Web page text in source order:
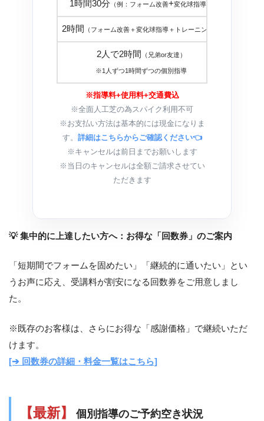
1時間30分 （例：フォーム改善+変化球指導）
2時間 （フォーム改善＋変化球指導＋トレーニング）
2人で2時間 （兄弟or友達）
※1人ずつ1時間ずつの個別指導
※指導料+使用料+交通費込
※全面人工芝の為スパイク利用不可
※お支払い方法は基本的には現金になりま
す。 詳細はこちらからご確認ください👈
※キャンセルは前日までお願いします
※当日のキャンセルは全額ご請求させてい
ただきます
💡 集中的に上達したい方へ：お得な「回数券」のご案内
「短期間でフォームを固めたい」「継続的に通いたい」とい
うお声に応え、受講料が割安になる回数券をご用意しまし
た。
※既存のお客様は、さらにお得な「感謝価格」で継続いただ
けます。
[➔ 回数券の詳細・料金一覧はこちら]
【最新】 個別指導のご予約空き状況